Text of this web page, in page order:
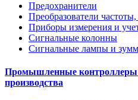
Предохранители
Преобразователи
Приборы измерения и
Сигнальные колонны
Сигнальные лампы и
Промышленные контроллеры
производства